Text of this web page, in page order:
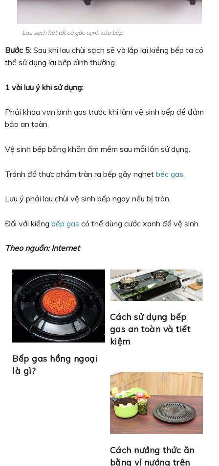
Lau sạch hết tất cả góc cạnh của bếp
Bước 5: Sau khi lau chùi sạch sẽ và lắp lại kiềng bếp ta có
thể sử dụng lại bếp bình thường.
1 vài lưu ý khi sử dụng:
Phải khóa van bình gas trước khi làm vệ sinh bếp để đảm
bảo an toàn.
Vệ sinh bếp bằng khăn ấm mềm sau mỗi lần sử dụng.
Tránh đổ thực phẩm tràn ra bếp gây nghẹt béc gas
Lưu ý phải lau chùi vệ sinh bếp ngay nếu bị tràn.
Đối với kiềng bếp gas có thể dùng cước xanh để vệ sinh.
Theo nguồn: Internet
Bếp gas hồng ngoại
là gì?
Cách sử dụng bếp
gas an toàn và tiết
kiệm
Cách nướng thức ăn
bằng vỉ nướng trên